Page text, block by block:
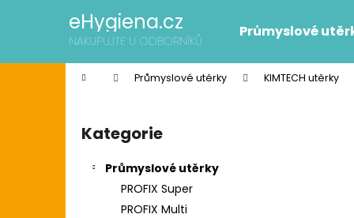
eHygiena.cz
NAKUPUJTE U ODBORNÍKŮ
Průmyslové
Domů Průmyslové utěrky KIMTECH utěrky
Přeskočit
kategorie
Kategorie
Průmyslové utěrky
PROFIX Super
PROFIX Multi
í
Zpět
do
Zpět
do